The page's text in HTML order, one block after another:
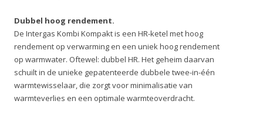
Dubbel hoog rendement.
De Intergas Kombi Kompakt is een HR-ketel met hoog
rendement op verwarming en een uniek hoog rendement
op warmwater. Oftewel: dubbel HR. Het geheim daarvan
schuilt in de unieke gepatenteerde dubbele twee-in-één
warmtewisselaar, die zorgt voor minimalisatie van
warmteverlies en een optimale warmteoverdracht.